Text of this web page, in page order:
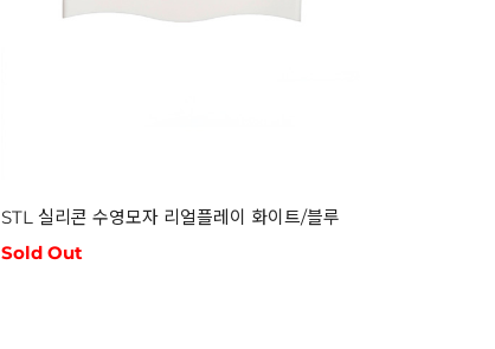
STL 실리콘 수영모자 리얼플레이 화이트/블루
Sold Out